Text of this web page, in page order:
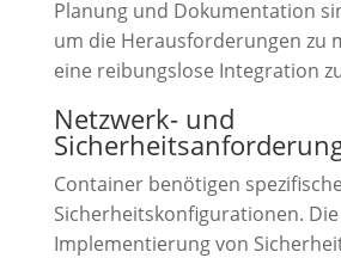
Planung und Dokumentation
um die Herausforderungen zu
eine reibungslose Integration
Netzwerk- und
Container benötigen
Sicherheitskonfigurationen. Die
Implementierung von